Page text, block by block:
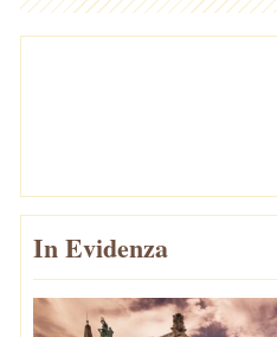
In Evidenza